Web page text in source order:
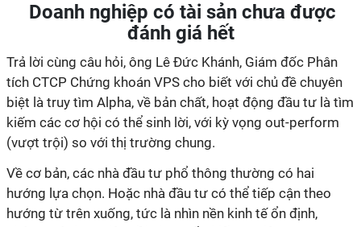
Doanh nghiệp có tài sản chưa được
đánh giá hết
Trả lời cùng câu hỏi, ông Lê Đức Khánh, Giám đốc Phân
tích CTCP Chứng khoán VPS cho biết với chủ đề chuyên
biệt là truy tìm Alpha, về bản chất, hoạt động đầu tư là tìm
kiếm các cơ hội có thể sinh lời, với kỳ vọng out-perform
(vượt trội) so với thị trường chung.
Về cơ bản, các nhà đầu tư phổ thông thường có hai
hướng lựa chọn. Hoặc nhà đầu tư có thể tiếp cận theo
hướng từ trên xuống, tức là nhìn nền kinh tế ổn định,